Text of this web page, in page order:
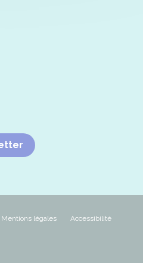
Mentions légales
Accessibilité